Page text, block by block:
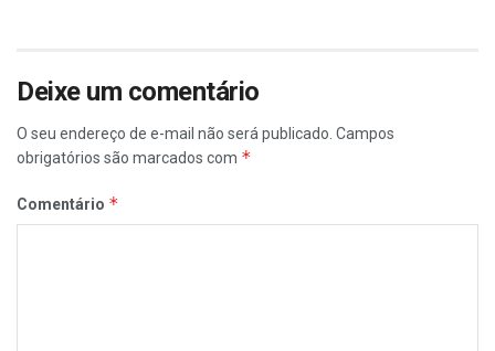
Deixe um comentário
O seu endereço de e-mail não será publicado. Campos
obrigatórios são marcados com *
Comentário *